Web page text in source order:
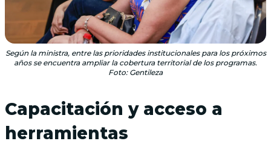
Según la ministra, entre las prioridades institucionales para los próximos
años se encuentra ampliar la cobertura territorial de los programas.
Foto: Gentileza
Capacitación y acceso a
herramientas